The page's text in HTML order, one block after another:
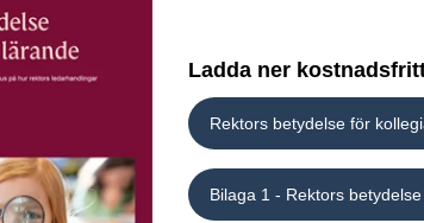
Ladda ner
Rektors betydelse för
Bilaga 1 - Rektors